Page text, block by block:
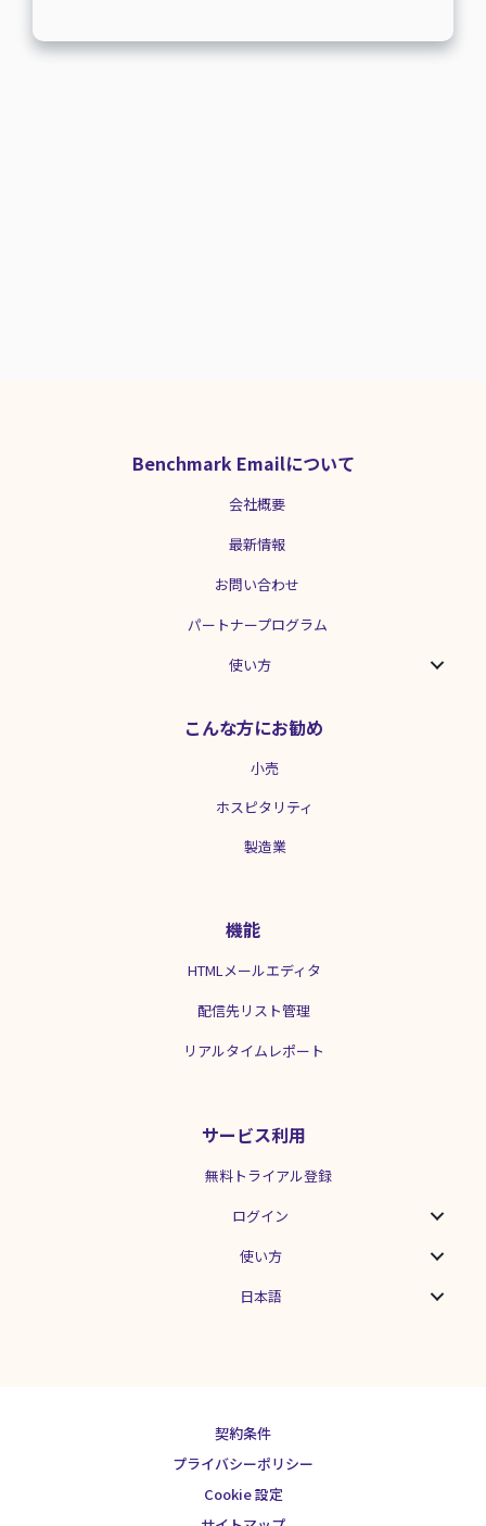
ス 表参道のWebサイトはこちら ザ スト
Benchmark Emailについて
会社概要
最新情報
お問い合わせ
パートナープログラム
使い方
こんな方にお勧め
小売
ホスピタリティ
製造業
機能
HTMLメールエディタ
配信先リスト管理
リアルタイムレポート
サービス利用
無料トライアル登録
ログイン
使い方
日本語
契約条件
プライバシーポリシー
Cookie 設定